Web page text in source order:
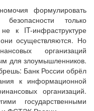
формулировать
только
к IT-инфраструктуре
осуществляются. Но
организаций
для злоумышленников.
Банк России обрёл
к информационной
организаций.
государственными